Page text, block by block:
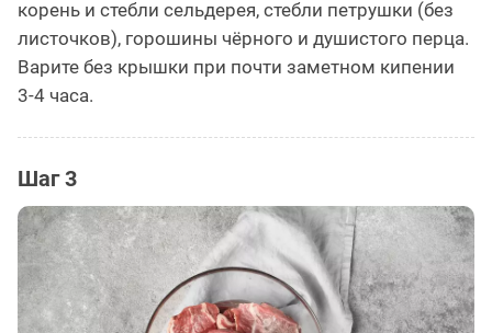
корень и стебли сельдерея, стебли петрушки (без
листочков), горошины чёрного и душистого перца.
Варите без крышки при почти заметном кипении
3-4 часа.
Шаг 3